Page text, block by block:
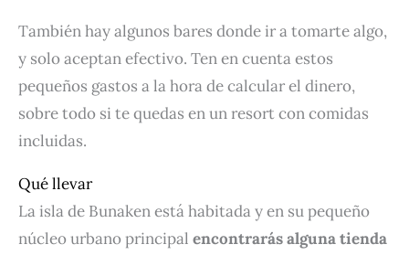
También hay algunos bares donde ir a tomarte algo,
y solo aceptan efectivo. Ten en cuenta estos
pequeños gastos a la hora de calcular el dinero,
sobre todo si te quedas en un resort con comidas
incluidas.
Qué llevar
La isla de Bunaken está habitada y en su pequeño
núcleo urbano principal encontrarás alguna tienda